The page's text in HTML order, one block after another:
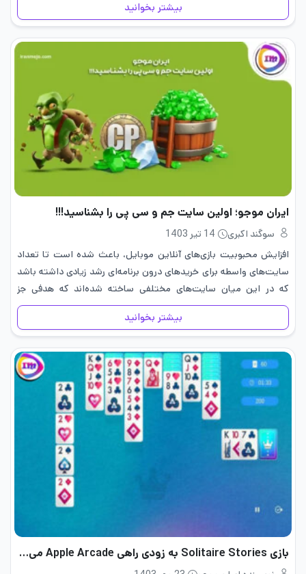
بیشتر بخوانید
ایران موجو؛ اولین سایت جم و سی پی را بشناسید!!!
سوگند اکبری
14 تیر 1403
افزایش محبوبیت بازی‌های آنلاین موبایل، باعث شده است تا تعداد
سایت‌های واسطه برای خریدهای درون برنامه‌ای رشد زیادی داشته باشد
که در این میان سایت‌های مختلفی ساخته شده‌اند که هدفی جز
کلاه‌برداری ندارند و پس از خرید، هیچ جمی به…
بیشتر بخوانید
بازی Solitaire Stories به زودی راهی Apple Arcade می‌شود